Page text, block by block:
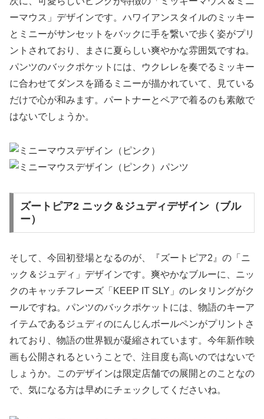
ーマウス」デザインです。ハワイアンスタイルのミッキー
とミニーがサンセットをバックに手を繋いで歩く姿がプリ
ントされており、まさに夏らしい爽やかな雰囲気ですね。
パンツのバックポケットには、ウクレレを奏でるミッキー
に合わせてダンスを踊るミニーが描かれていて、見ている
だけで心が和みます。パートナーとペアで着るのも素敵で
はないでしょうか。
ズートピア2 ニック＆ジュディデザイン（ブル
ー）
そして、今回初登場となるのが、『ズートピア2』の「ニ
ック＆ジュディ」デザインです。爽やかなブルーに、ニッ
クのキャッチフレーズ「KEEP IT SLY」のレタリングがク
ールですね。パンツのバックポケットには、物語のキーア
イテムであるジュディのにんじんボールペンがプリントさ
れており、物語の世界観が凝縮されています。今年新作映
画も公開されるということで、注目度も高いのではないで
しょうか。このデザインは限定店舗での展開とのことなの
で、気になる方は早めにチェックしてくださいね。